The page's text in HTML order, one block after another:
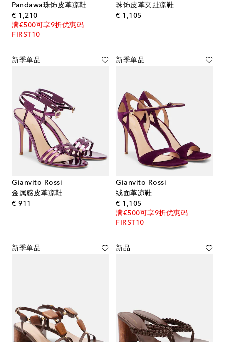
Pandawa珠饰皮革凉鞋
€ 1,210original price
满€500可享9折优惠码
FIRST10
珠饰皮革夹趾凉鞋
€ 1,105original price
新季单品
Gianvito Rossi
金属感皮革凉鞋
€ 911
新季单品
Gianvito Rossi
绒面革凉鞋
€ 1,105original price
满€500可享9折优惠码
FIRST10
新季单品 新品